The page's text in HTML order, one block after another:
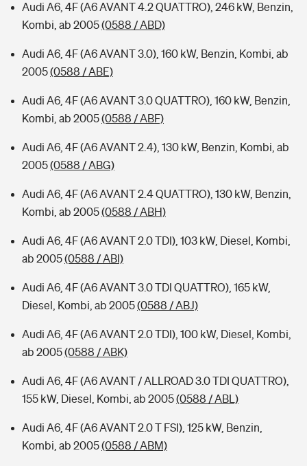
Audi A6, 4F (A6 AVANT 4.2 QUATTRO), 246 kW, Benzin,
Kombi, ab 2005(0588 / ABD)
Audi A6, 4F (A6 AVANT 3.0), 160 kW, Benzin, Kombi, ab
2005(0588 / ABE)
Audi A6, 4F (A6 AVANT 3.0 QUATTRO), 160 kW, Benzin,
Kombi, ab 2005(0588 / ABF)
Audi A6, 4F (A6 AVANT 2.4), 130 kW, Benzin, Kombi, ab
2005(0588 / ABG)
Audi A6, 4F (A6 AVANT 2.4 QUATTRO), 130 kW, Benzin,
Kombi, ab 2005(0588 / ABH)
Audi A6, 4F (A6 AVANT 2.0 TDI), 103 kW, Diesel, Kombi,
ab 2005(0588 / ABI)
Audi A6, 4F (A6 AVANT 3.0 TDI QUATTRO), 165 kW,
Diesel, Kombi, ab 2005(0588 / ABJ)
Audi A6, 4F (A6 AVANT 2.0 TDI), 100 kW, Diesel, Kombi,
ab 2005(0588 / ABK)
Audi A6, 4F (A6 AVANT / ALLROAD 3.0 TDI QUATTRO),
155 kW, Diesel, Kombi, ab 2005(0588 / ABL)
Audi A6, 4F (A6 AVANT 2.0 T FSI), 125 kW, Benzin,
Kombi, ab 2005(0588 / ABM)